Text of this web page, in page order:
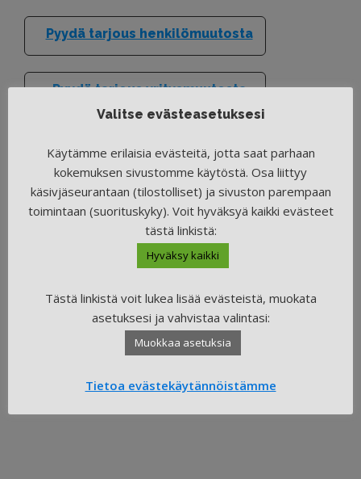
Pyydä tarjous henkilömuutosta
Pyydä tarjous yritysmuutosta
Palkkojen korotukset 1.6.2026
28.5.2026
Yleinen arvonlisäverokanta nousee 24 prosentista 25,5
prosenttiin 1.9.2024 alkaen
MUUTTOPALVELUALALLE UUSI TYÖEHTOSOPIMUS
44
Valitse evästeasetuksesi
Käytämme erilaisia evästeitä, jotta saat parhaan
kokemuksen sivustomme käytöstä. Osa liittyy
käsivjäseurantaan (tilostolliset) ja sivuston parempaan
toimintaan (suorituskyky). Voit hyväksyä kaikki evästeet
tästä linkistä:
Hyväksy kaikki
Tästä linkistä voit lukea lisää evästeistä, muokata
asetuksesi ja vahvistaa valintasi:
Muokkaa asetuksia
Tietoa evästekäytännöistämme